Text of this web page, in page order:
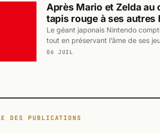
Après Mario et Zelda au
tapis rouge à ses autres
Le géant japonais Nintendo
tout en préservant l’âme de ses
06 JUIL
DES PUBLICATIONS